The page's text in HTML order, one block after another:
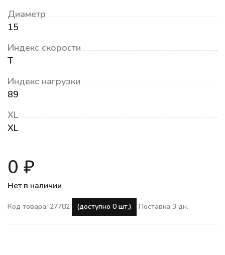
Диаметр
15
Индекс скорости
T
Индекс нагрузки
89
XL
XL
0 ₽
Нет в наличии
Код товара: 27782 (доступно 0 шт.) Поставка 3 дн.